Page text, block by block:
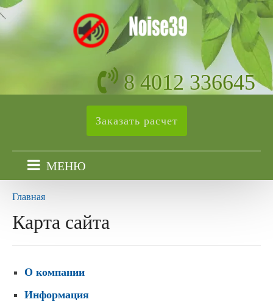
8 4012 336645
Заказать расчет
МЕНЮ
Главная
Карта сайта
О компании
Информация